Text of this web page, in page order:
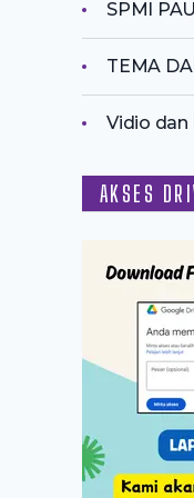
SPMI
TEMA
Vidio dan
AKSES